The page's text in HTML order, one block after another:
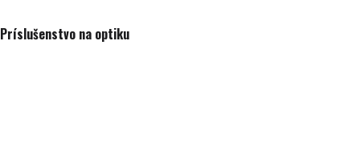
Príslušenstvo na optiku